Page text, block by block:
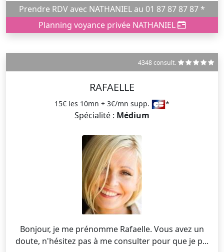
Prendre RDV avec NATHANIEL au 01 87 87 87 87 *
Planning voyance privée NATHANIEL
4348 consult.
RAFAELLE
15€ les 10mn + 3€/mn supp. *
Spécialité : Médium
Bonjour, je me prénomme Rafaelle. Vous avez un
doute, n'hésitez pas à me consulter pour que je p...